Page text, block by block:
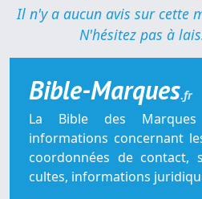
Il n'y a aucun avis sur cette
N'hésitez pas à
Bible-Marques.fr
La Bible des
informations concernant
coordonnées de contact,
cultes, informations